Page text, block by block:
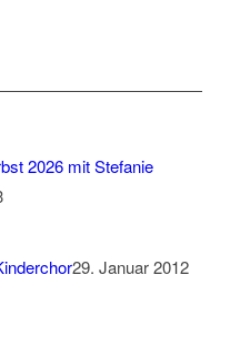
2026 mit Stefanie
29. Januar 2012